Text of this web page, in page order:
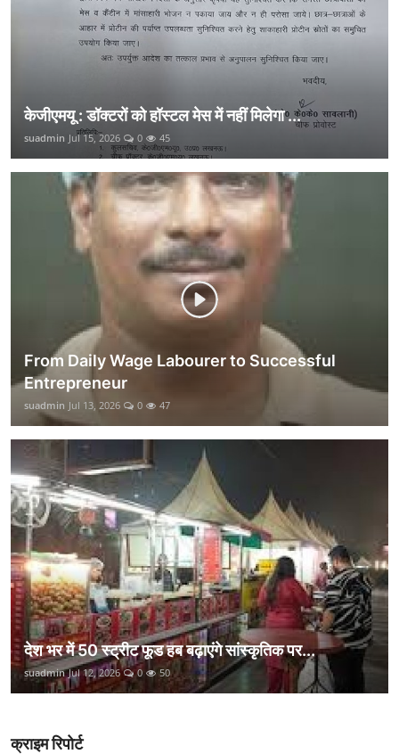
केजीएमयू : डॉक्टरों को हॉस्टल मेस में नहीं मिलेगा ...
suadmin Jul 15, 2026 0 45
From Daily Wage Labourer to Successful
Entrepreneur
suadmin Jul 13, 2026 0 47
देश भर में 50 स्ट्रीट फूड हब बढ़ाएंगे सांस्कृतिक पर...
suadmin Jul 12, 2026 0 50
क्राइम रिपोर्ट